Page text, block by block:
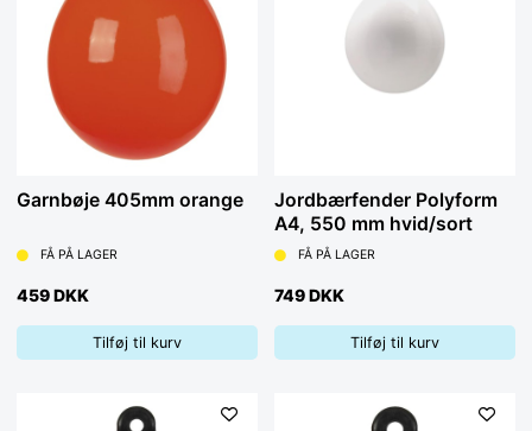
Garnbøje 405mm orange
FÅ PÅ LAGER
459 DKK
Tilføj til kurv
Jordbærfender Polyform
A4, 550 mm hvid/sort
FÅ PÅ LAGER
749 DKK
Tilføj til kurv